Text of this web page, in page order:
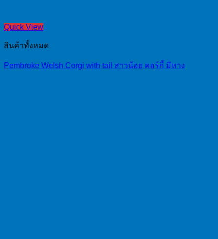
Quick View
สินค้าทั้งหมด
Pembroke Welsh Corgi with tail สาวน้อย คอร์กี้ มีหาง